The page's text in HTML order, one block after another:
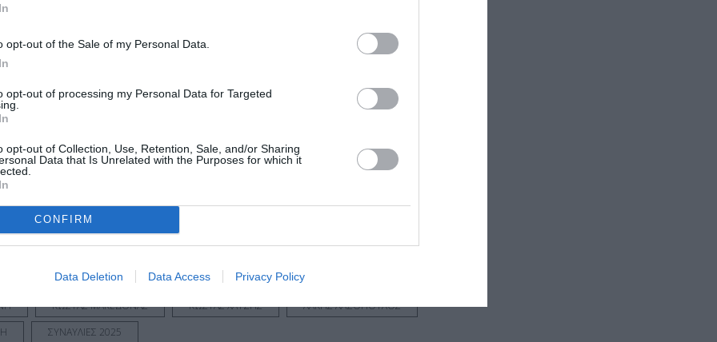
opt-out of the Sale of my Personal Data.
opt-out of processing my Personal Data for Targeted
opt-out of Collection, Use, Retention, Sale, and/or Sharing
Data that Is Unrelated with the Purposes for which it
CONFIRM
Data Deletion Data Access Privacy Policy
πρώτοι όλες τις ειδήσεις
στοCulturenow.gr
Δες εδώ!❯
ΔΗΜΗΤΡΗΣ ΜΠΑΣΗΣ
ΕΝΤΕΧΝΟ - ΛΑΪΚΟ - ΠΑΡΑΔΟΣΙΑΚΗ
ΚΩΣΤΑΣ ΜΑΚΕΔΟΝΑΣ ΚΩΣΤΑΣ ΧΑΤΖΗΣ
ΛΑΚΗΣ ΛΑΖΟΠΟΥΛΟΣ
ΣΥΝΑΥΛΙΕΣ 2025